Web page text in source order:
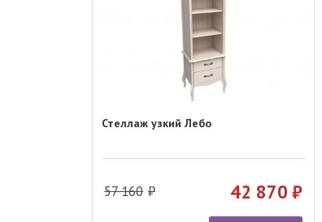
Стеллаж узкий Лебо
57 160 42 870